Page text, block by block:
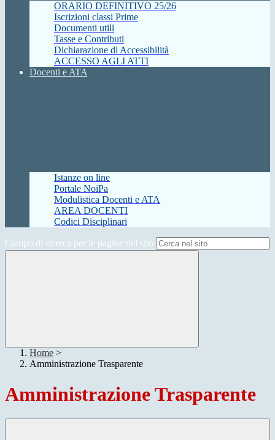
ORARIO DEFINITIVO 25/26
Iscrizioni classi Prime
Documenti utili
Tasse e Contributi
Dichiarazione di Accessibilità
ACCESSO AGLI ATTI
Docenti e ATA
Istanze on line
Portale NoiPa
Modulistica Docenti e ATA
AREA DOCENTI
Codici Disciplinari
Campo di ricerca per le pagine del sito
Home >
Amministrazione Trasparente
Amministrazione Trasparente